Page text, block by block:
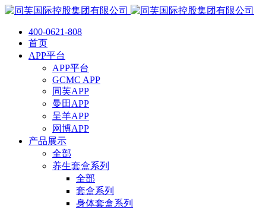
400-0621-808
首页
APP平台
APP平台
GCMC APP
同芙APP
曼田APP
呈羊APP
网博APP
产品展示
全部
养生套盒系列
全部
套盒系列
身体套盒系列